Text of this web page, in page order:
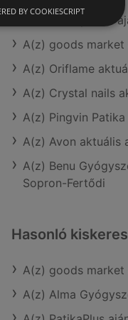
A(z) Kulcs patika
A(z) goods market
A(z) Oriflame
A(z) Crystal nails
A(z) Pingvin
A(z) Avon aktuális
A(z) Benu
Sopron-Fertődi
Hasonló
A(z) goods market
A(z) Alma
BY COOKIESCRIPT